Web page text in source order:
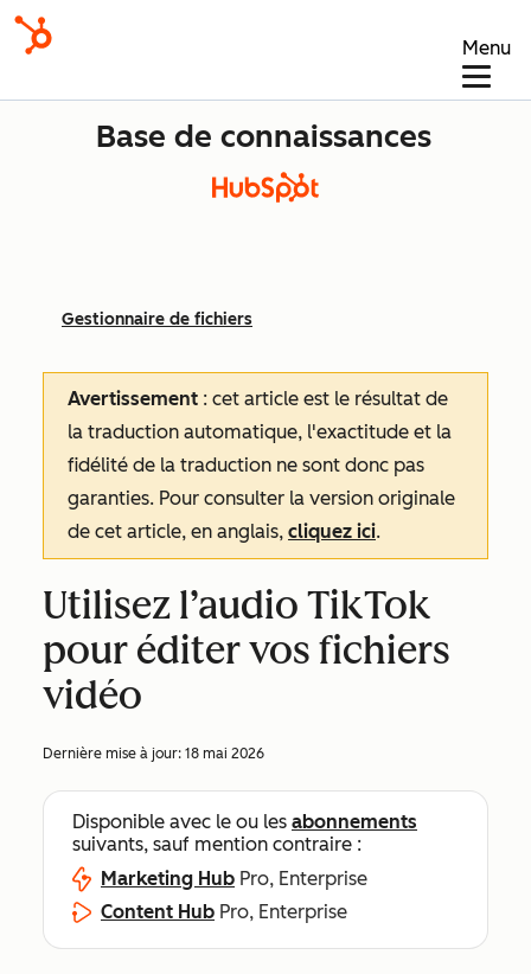
Menu
Base de connaissances
Gestionnaire de fichiers
Avertissement : cet article est le résultat de
la traduction automatique, l'exactitude et la
fidélité de la traduction ne sont donc pas
garanties. Pour consulter la version originale
de cet article, en anglais, cliquez ici.
Utilisez l’audio TikTok
pour éditer vos fichiers
vidéo
Dernière mise à jour: 18 mai 2026
Disponible avec le ou les abonnements
suivants, sauf mention contraire :
Marketing Hub Pro, Enterprise
Content Hub Pro, Enterprise